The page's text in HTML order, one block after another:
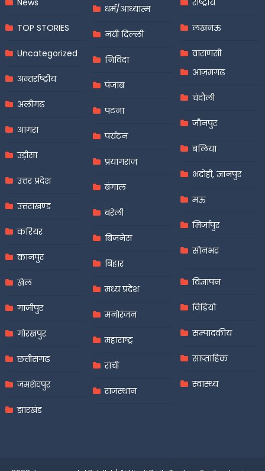
News
TOP STORIES
Uncategorized
अन्तर्राष्ट्रीय
अलीगढ़
आगरा
उड़ीसा
उत्तर प्रदेश
उत्तराखण्ड
करियर
कानपुर
खेल
गाजीपुर
गोरखपुर
छत्तीसगढ़
जमशेदपुर
झारखंड
धर्म/आध्यात्म
नयी दिल्ली
निविदा
पंजाब
पटना
पर्यटन
प्रयागराज
बंगाल
बरेली
बिजनेस
बिहार
मध्य प्रदेश
मनोरंजन
महाराष्ट्र
रांची
राजस्थान
राष्ट्रीय
लखनऊ
वाराणसी
आज़मगढ़
चंदौली
जौनपुर
बलिया
भदोही, ज्ञानपुर
मऊ
मिर्जापुर
सोनभद्र
विज्ञापन
विडियो
सम्पादकीय
साप्ताहिक
स्वास्थ्य